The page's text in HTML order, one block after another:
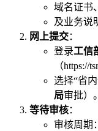
域名证书
及业务说
网上提交：
登录工信
（https://
选择“省
局审批）。
等待审核：
审核周期